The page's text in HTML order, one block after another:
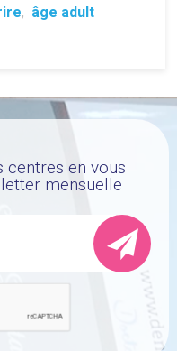
, âge adult
centres en vous
mensuelle